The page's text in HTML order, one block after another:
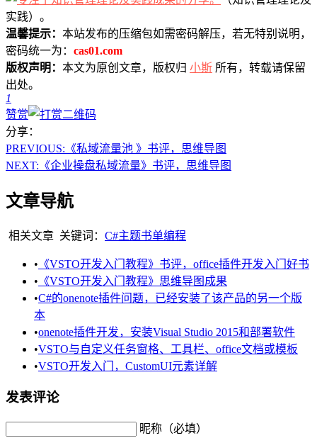
实践）。
温馨提示： 本站发布的压缩包如需密码解压，若无特别说明，
密码统一为： cas01.com
版权声明： 本文为原创文章，版权归 小斯 所有，转载请保留
出处。
1
赞赏
分享：
PREVIOUS: 《私域流量池 》书评，思维导图
NEXT: 《企业操盘私域流量》书评，思维导图
文章导航
相关文章 关键词： C#主题书单编程
• 《VSTO开发入门教程》书评，office插件开发入门好书
• 《VSTO开发入门教程》思维导图成果
•C#的onenote插件问题，已经安装了该产品的另一个版
本
•onenote插件开发，安装Visual Studio 2015和部署软件
•VSTO与自定义任务窗格、工具栏、office文档或模板
•VSTO开发入门，CustomUI元素详解
发表评论
昵称（必填）